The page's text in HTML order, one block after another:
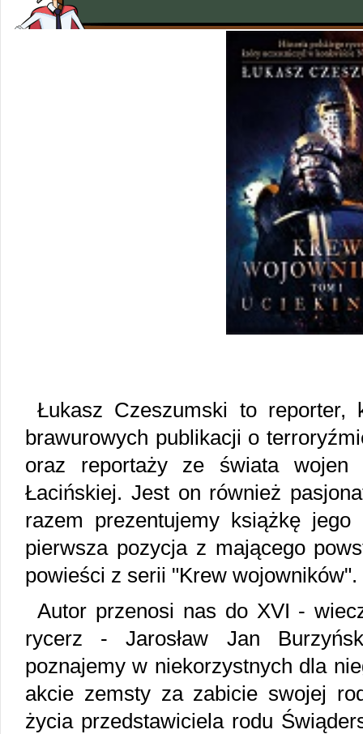
Łukasz Czeszumski to reporter,
brawurowych publikacji o
oraz reportaży ze świata wojen
Łacińskiej. Jest on również
razem prezentujemy książkę
pierwsza pozycja z mającego
powieści z serii "Krew wojowników".
Autor przenosi nas do XVI -
rycerz - Jarosław Jan
poznajemy w niekorzystnych dla
akcie zemsty za zabicie swojej
życia przedstawiciela rodu